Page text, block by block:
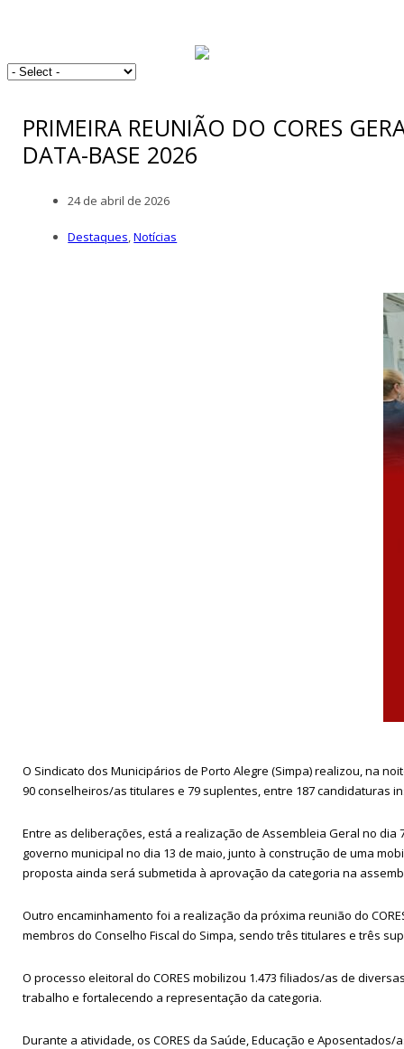
PRIMEIRA REUNIÃO DO CORES
DATA-BASE 2026
24 de abril de 2026
Destaques,Notícias
O Sindicato dos Municipários de Porto Alegre (Simpa) realizou, na
90 conselheiros/as titulares e 79 suplentes, entre 187 candidaturas
Entre as deliberações, está a realização de Assembleia Geral no
governo municipal no dia 13 de maio, junto à construção de uma
proposta ainda será submetida à aprovação da categoria na
Outro encaminhamento foi a realização da próxima reunião do
membros do Conselho Fiscal do Simpa, sendo três titulares e três
O processo eleitoral do CORES mobilizou 1.473 filiados/as de
trabalho e fortalecendo a representação da categoria.
Durante a atividade, os CORES da Saúde, Educação e